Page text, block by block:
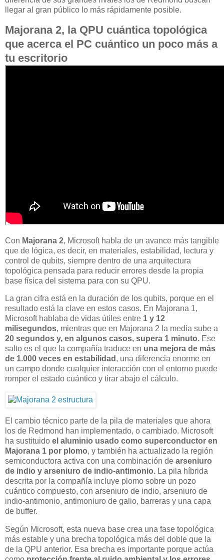
llegar al gran público lo más rápidamente posible.
Majorana 2, la QPU cuántica topológica
que acerca el PC cuántico un poco más a
tu escritorio
Con Majorana 2, Microsoft habla de un avance más tangible
que de lógica, es decir, en materiales, estabilidad, lectura y
control de qubits, siempre dentro de una arquitectura
topológica pensada para reducir errores desde la propia
base física del sistema para con su QPU.
La gran cifra está en la duración de los qubits, porque en el
resultado está la clave en estos casos. En Majorana 1,
Microsoft hablaba de vidas útiles entre 1 y 12
milisegundos, mientras que en Majorana 2 la media sube a
20 segundos y, en algunos casos, supera 1 minuto. Ese
salto es el que la compañía traduce en una mejora de más
de 1.000 veces en estabilidad , una diferencia enorme en
un campo donde cualquier interacción con el entorno puede
romper el estado cuántico y tirar abajo el cálculo.
El cambio técnico parte de la pila de materiales que ahora
los de Redmond han implementado, o cambiado. Microsoft
ha sustituido el aluminio usado como superconductor en
Majorana 1 por plomo, y también ha actualizado la región
semiconductora activa con una combinación de arseniuro
de indio y arseniuro de indio-antimonio. La pila híbrida
descrita por la compañía incluye plomo sobre un pozo
cuántico compuesto, con arseniuro de indio, arseniuro de
indio-antimonio, antimoniuro de galio, barreras y una capa
de buffer.
Según Microsoft, esta nueva base crea una fase topológica
más estable y una brecha topológica más del doble que la
de la QPU anterior. Esa brecha es importante porque actúa